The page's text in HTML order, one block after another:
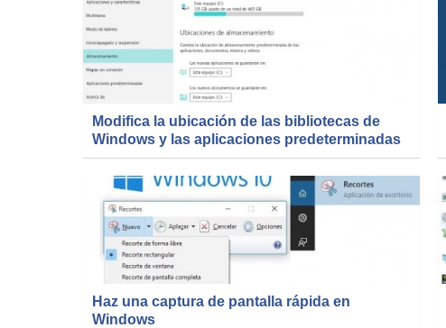
Modifica la ubicación de las bibliotecas de
Windows y las aplicaciones predeterminadas
Haz una captura de pantalla rápida en
Windows